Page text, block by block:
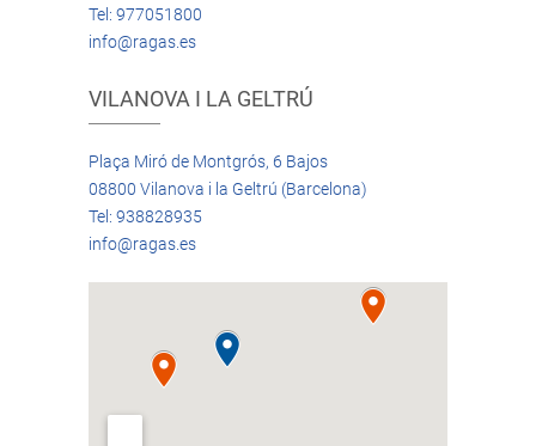
Tel: 977051800
info@ragas.es
VILANOVA I LA GELTRÚ
Plaça Miró de Montgrós, 6 Bajos
08800 Vilanova i la Geltrú (Barcelona)
Tel: 938828935
info@ragas.es